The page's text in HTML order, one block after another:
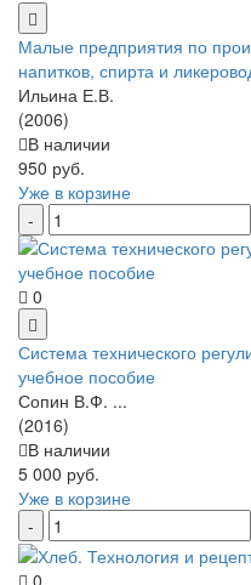
Малые предприятия по
напитков, спирта и
Ильина Е.В.
(2006)
В наличии
950 руб.
Уже в корзине
0
Система технического
учебное пособие
Сопин В.Ф. ...
(2016)
В наличии
5 000 руб.
Уже в корзине
0